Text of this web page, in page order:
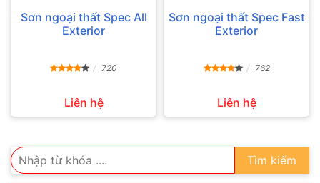
Sơn ngoại thất Spec All
Exterior
720
Liên hệ
Sơn ngoại thất Spec Fast
Exterior
762
Liên hệ
Tìm kiếm